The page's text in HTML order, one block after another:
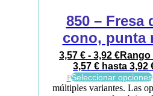
850 – Fresa
cono, punta
3,57 € - 3,92 €
3,57 € hasta 3,92
PSeleccionar opciones
múltiples variantes. Las